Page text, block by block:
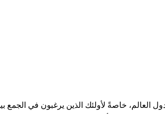
العالم، خاصةً لأولئك الذين يرغبون في